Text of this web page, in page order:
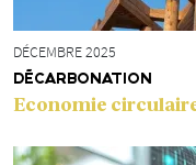
DÉCEMBRE 2025
DÉCARBONATION
Economie